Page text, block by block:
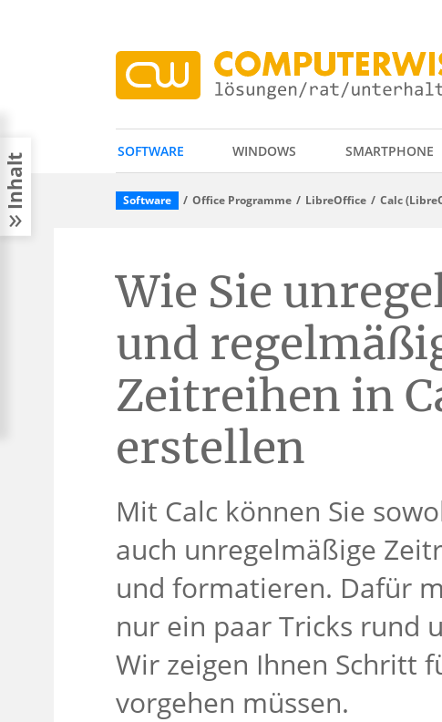
SOFTWARE WINDOWS SMARTPHONE
Software Office Programme LibreOffice Calc
Wie Sie
und
Zeitreihen in
erstellen
Mit Calc können Sie
auch unregelmäßige
und formatieren. Dafür
nur ein paar Tricks rund
Wir zeigen Ihnen Schritt
vorgehen müssen.
Inhalt